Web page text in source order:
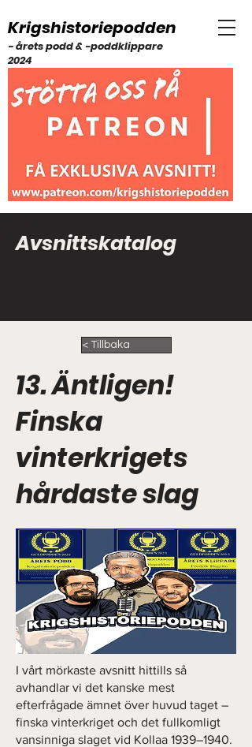
Krigshistoriepodden
- årets podd & -poddklippare
2024
Avsnittskatalog
< Tillbaka
13. Äntligen!
Finska
vinterkrigets
hårdaste slag
I vårt mörkaste avsnitt hittills så
avhandlar vi det kanske mest
efterfrågade ämnet över huvud taget –
finska vinterkriget och det fullkomligt
vansinniga slaget vid Kollaa 1939–1940.